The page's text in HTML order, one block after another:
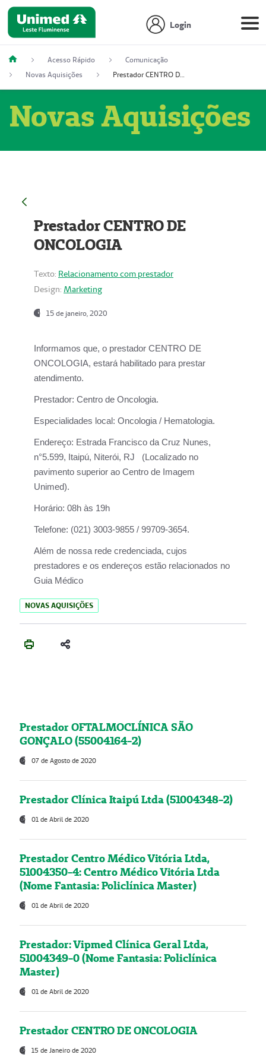
Login
Acesso Rápido
Comunicação
Novas Aquisições
Prestador CENTRO DE ONCOLOGIA
Novas Aquisições
Prestador CENTRO DE
ONCOLOGIA
Texto: Relacionamento com prestador
Design: Marketing
15 de janeiro, 2020
Informamos que, o prestador CENTRO DE
ONCOLOGIA, estará habilitado para prestar
atendimento.
Prestador: Centro de Oncologia.
Especialidades local: Oncologia / Hematologia.
Endereço: Estrada Francisco da Cruz Nunes,
n°5.599, Itaipú, Niterói, RJ (Localizado no
pavimento superior ao Centro de Imagem
Unimed).
Horário: 08h às 19h
Telefone: (021) 3003-9855 / 99709-3654.
Além de nossa rede credenciada, cujos
prestadores e os endereços estão relacionados no
Guia Médico
NOVAS AQUISIÇÕES
Prestador OFTALMOCLÍNICA SÃO
GONÇALO (55004164-2)
07 de Agosto de 2020
Prestador Clínica Itaipú Ltda (51004348-2)
01 de Abril de 2020
Prestador Centro Médico Vitória Ltda,
51004350-4: Centro Médico Vitória Ltda
(Nome Fantasia: Policlínica Master)
01 de Abril de 2020
Prestador: Vipmed Clínica Geral Ltda,
51004349-0 (Nome Fantasia: Policlínica
Master)
01 de Abril de 2020
Prestador CENTRO DE ONCOLOGIA
15 de Janeiro de 2020